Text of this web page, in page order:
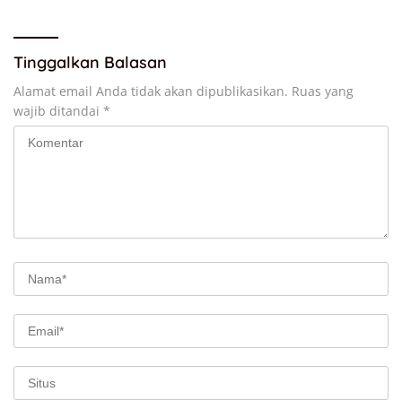
Tinggalkan Balasan
Alamat email Anda tidak akan dipublikasikan. Ruas yang
wajib ditandai *